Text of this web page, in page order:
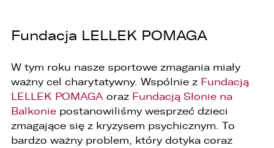
Fundacja LELLEK POMAGA
W tym roku nasze sportowe zmagania miały
ważny cel charytatywny. Wspólnie z Fundacją
LELLEK POMAGA oraz Fundacją Słonie na
Balkonie postanowiliśmy wesprzeć dzieci
zmagające się z kryzysem psychicznym. To
bardzo ważny problem, który dotyka coraz
W związku z realizacją wymogów
Rozporządzenia Parlamentu Europejskiego i
Rady (UE) 2016/679 z dnia 27 kwietnia 2016 r. w
sprawie ochrony osób fizycznych w związku z
przetwarzaniem danych osobowych i w sprawie
swobodnego przepływu takich danych oraz